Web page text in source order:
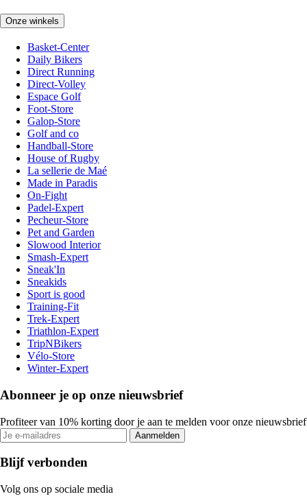
Onze winkels
Basket-Center
Daily Bikers
Direct Running
Direct-Volley
Espace Golf
Foot-Store
Galop-Store
Golf and co
Handball-Store
House of Rugby
La sellerie de Maé
Made in Paradis
On-Fight
Padel-Expert
Pecheur-Store
Pet and Garden
Slowood Interior
Smash-Expert
Sneak'In
Sneakids
Sport is good
Training-Fit
Trek-Expert
Triathlon-Expert
TripNBikers
Vélo-Store
Winter-Expert
Abonneer je op onze nieuwsbrief
Profiteer van 10% korting door je aan te melden voor onze nieuwsbrief
Aanmelden
Blijf verbonden
Volg ons op sociale media